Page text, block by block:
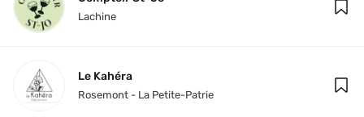
Lachine
Le Kahéra
Rosemont - La Petite-Patrie